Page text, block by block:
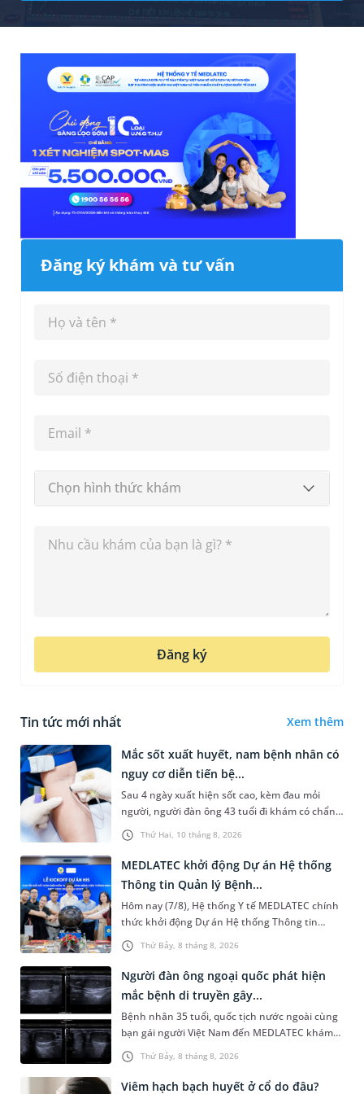
Đăng ký khám và tư vấn
Chọn hình thức khám
Đăng ký
Tin tức mới nhất Xem thêm
Thứ Hai, 10 tháng 8, 2026
Mắc sốt xuất huyết, nam bệnh nhân có
nguy cơ diễn tiến bệ...
Sau 4 ngày xuất hiện sốt cao, kèm đau mỏi
người, người đàn ông 43 tuổi đi khám có chẩn
đoán sốt xuất huyết Dengue và phải nhập viện
điều trị ngay để tránh bi...
Thứ Bảy, 8 tháng 8, 2026
MEDLATEC khởi động Dự án Hệ thống
Thông tin Quản lý Bệnh...
Hôm nay (7/8), Hệ thống Y tế MEDLATEC chính
thức khởi động Dự án Hệ thống Thông tin
Quản lý Bệnh viện (HIS - Hospital Information
System) giai đoạn mới. Dự á...
Thứ Bảy, 8 tháng 8, 2026
Người đàn ông ngoại quốc phát hiện
mắc bệnh di truyền gây...
Bệnh nhân 35 tuổi, quốc tịch nước ngoài cùng
bạn gái người Việt Nam đến MEDLATEC khám
sức khỏe tiền hôn nhân. Qua thăm khám và
làm các xét nghiệm chuyên sâu,...
Viêm hạch bạch huyết ở cổ do đâu?